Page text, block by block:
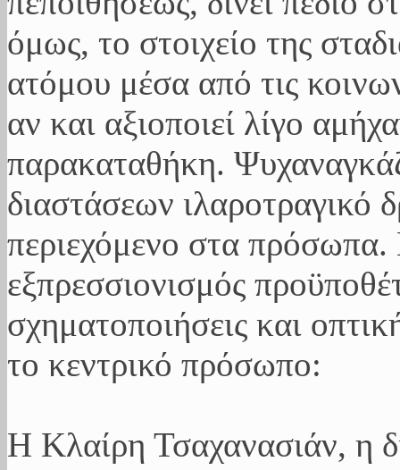
όμως, το στοιχείο της
ατόμου μέσα από τις
αν και αξιοποιεί λίγο
παρακαταθήκη.
διαστάσεων ιλαροτραγικό
περιεχόμενο στα πρόσωπα.
εξπρεσσιονισμός
σχηματοποιήσεις και
το κεντρικό πρόσωπο:
Η Κλαίρη Τσαχανασιάν, η